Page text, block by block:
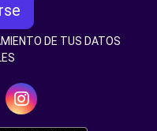
DE TUS DATOS